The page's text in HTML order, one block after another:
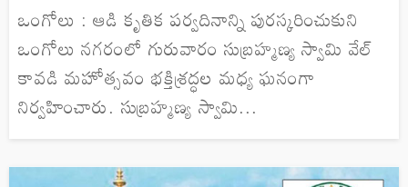
ఒంగోలు : ఆడి కృతిక పర్వదినాన్ని పురస్కరించుకుని
ఒంగోలు నగరంలో గురువారం సుబ్రహ్మణ్య స్వామి వేల్
కావడి మహోత్సవం భక్తిశ్రద్ధల మధ్య ఘనంగా
నిర్వహించారు. సుబ్రహ్మణ్య స్వామి...